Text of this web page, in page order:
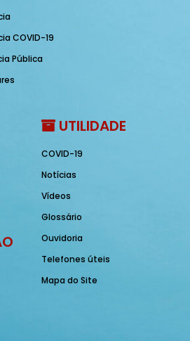
COVID-19
Pública
UTILIDADE
COVID-19
Notícias
Vídeos
Glossário
Ouvidoria
Telefones úteis
Mapa do Site